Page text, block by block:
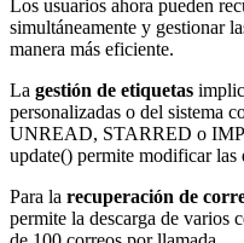
Los usuarios ahora pueden
simultáneamente y gestionar
manera más eficiente.
La gestión de etiquetas
personalizadas o del
UNREAD, STARRED o
update() permite modificar las
Para la recuperación de
permite la descarga de varios